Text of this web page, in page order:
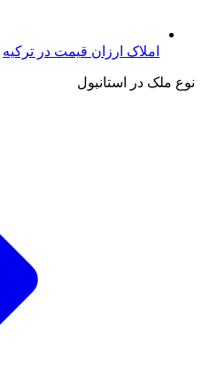
املاک ارزان قیمت در ترکیه
نوع ملک در استانبول